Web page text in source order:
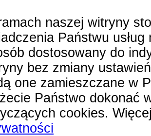
naszej witryny
Państwu
dostosowany do
bez zmiany
one zamieszczane w
Państwo dokonać
cookies.